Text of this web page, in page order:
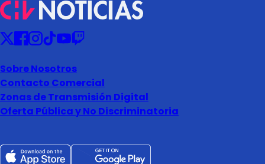
Sobre Nosotros
Contacto Comercial
Zonas de Transmisión Digital
Oferta Pública y No Discriminatoria